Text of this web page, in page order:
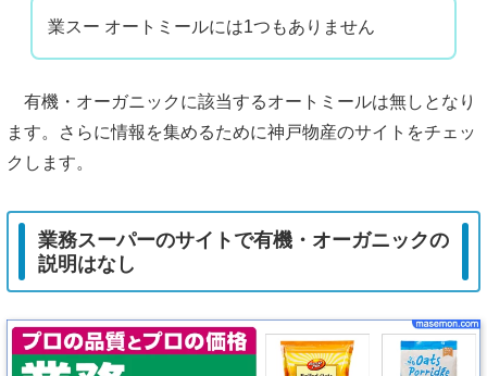
業スー オートミールには1つもありません
有機・オーガニックに該当するオートミールは無しとなり
ます。さらに情報を集めるために神戸物産のサイトをチェッ
クします。
業務スーパーのサイトで有機・オーガニックの
説明はなし